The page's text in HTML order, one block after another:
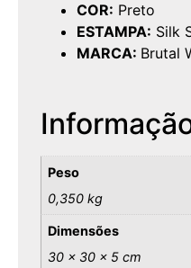
COR: Preto
ESTAMPA: Silk
MARCA: Brutal
Peso
0,350 kg
Dimensões
30 × 30 × 5 cm